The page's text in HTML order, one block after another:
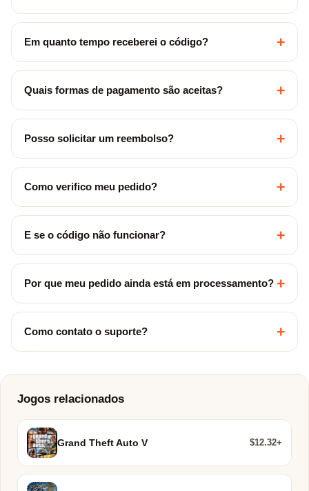
Em quanto tempo receberei o código? +
Quais formas de pagamento são aceitas? +
Posso solicitar um reembolso? +
Como verifico meu pedido? +
E se o código não funcionar? +
Por que meu pedido ainda está em processamento? +
Como contato o suporte? +
Jogos relacionados
Grand Theft Auto V $12.32+